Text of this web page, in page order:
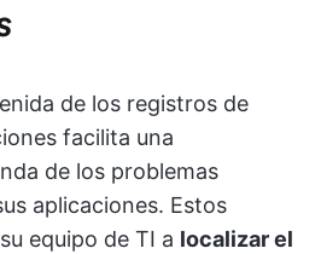
de los registros de
facilita una
de los problemas
aplicaciones. Estos
equipo de TI a localizar el